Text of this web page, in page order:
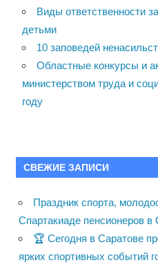
Виды ответственности
детьми
10 заповедей
Областные конкурсы и
министерством труда и
году
СВЕЖИЕ ЗАПИСИ
Праздник спорта,
Спартакиаде пенсионеров в
🏆 Сегодня в Саратове
ярких спортивных событий